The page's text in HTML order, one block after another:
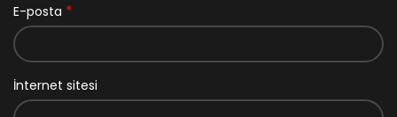
E-posta *
İnternet sitesi